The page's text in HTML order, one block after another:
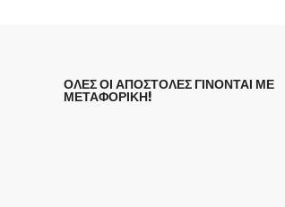
ΟΛΕΣ ΟΙ ΑΠΟΣΤΟΛΕΣ ΓΙΝΟΝΤΑΙ ΜΕ
ΜΕΤΑΦΟΡΙΚΗ!